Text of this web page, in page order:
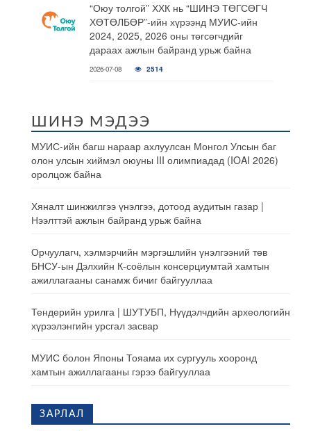
“Оюу толгой” ХХК нь “ШИНЭ ТӨГСӨГЧ
ХӨТӨЛБӨР”-ийн хүрээнд МУИС-ийн
2024, 2025, 2026 оны төгсөгчдийг
дараах ажлын байранд урьж байна
2026-07-08 2514
ШИНЭ МЭДЭЭ
МУИС-ийн багш нараар ахлуулсан Монгол Улсын баг
олон улсын хиймэл оюуны III олимпиадад (IOAI 2026)
оролцож байна
Хяналт шинжилгээ үнэлгээ, дотоод аудитын газар |
Нээлттэй ажлын байранд урьж байна
Орчуулагч, хэлмэрчийн мэргэшлийн үнэлгээний төв
БНСУ-ын Дэлхийн К-соёлын консерциумтай хамтын
ажиллагааны санамж бичиг байгууллаа
Тендерийн урилга | ШУТУБП, Нүүдэлчдийн археологийн
хүрээлэнгийн урсгал засвар
МУИС болон Японы Тояама их сургууль хооронд
хамтын ажиллагааны гэрээ байгууллаа
ЗАРЛАЛ